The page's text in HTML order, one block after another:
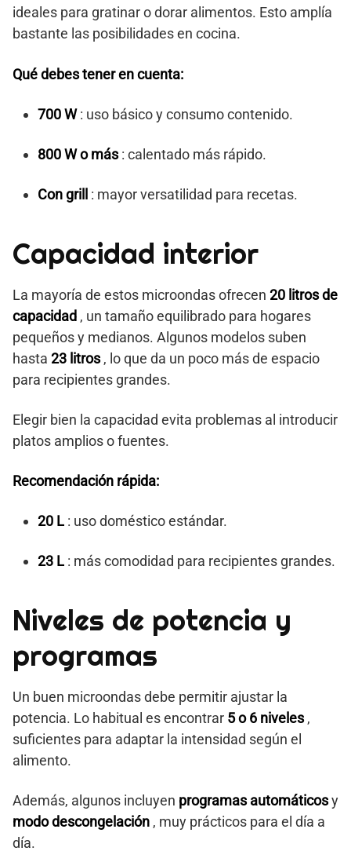
ideales para gratinar o dorar alimentos. Esto amplía
bastante las posibilidades en cocina.
Qué debes tener en cuenta:
700 W: uso básico y consumo contenido.
800 W o más: calentado más rápido.
Con grill : mayor versatilidad para recetas.
Capacidad interior
La mayoría de estos microondas ofrecen 20 litros de
capacidad , un tamaño equilibrado para hogares
pequeños y medianos. Algunos modelos suben
hasta 23 litros, lo que da un poco más de espacio
para recipientes grandes.
Elegir bien la capacidad evita problemas al introducir
platos amplios o fuentes.
Recomendación rápida:
20 L : uso doméstico estándar.
23 L : más comodidad para recipientes grandes.
Niveles de potencia y
programas
Un buen microondas debe permitir ajustar la
potencia. Lo habitual es encontrar 5 o 6 niveles,
suficientes para adaptar la intensidad según el
alimento.
Además, algunos incluyen programas automáticosy
modo descongelación , muy prácticos para el día a
día.